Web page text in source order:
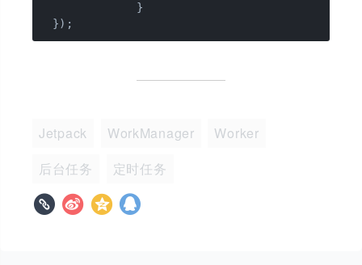
             }
Jetpack WorkManager
Worker
后台任务
定时任务